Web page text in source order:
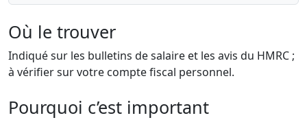
Où le trouver
Indiqué sur les bulletins de salaire et les avis du HMRC ;
à vérifier sur votre compte fiscal personnel.
Pourquoi c’est important